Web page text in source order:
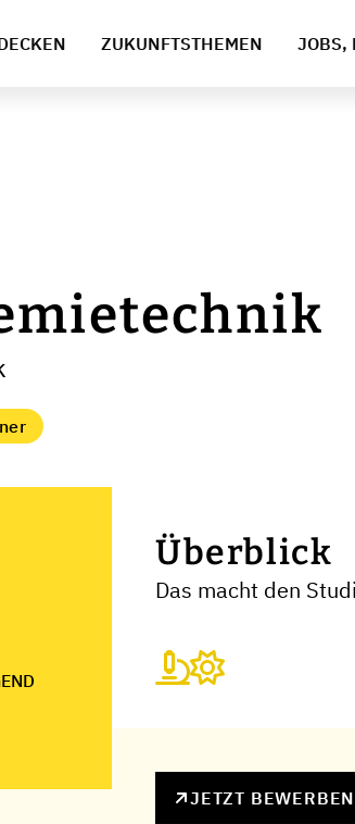
ZUKUNFTSTHEMEN JOBS,
Überblick
Das macht den
JETZT BEWERBEN